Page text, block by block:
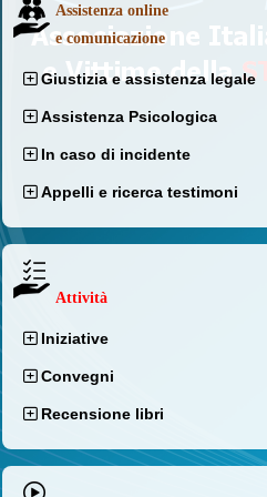
Assistenza online
e comunicazione
Giustizia e assistenza legale
Assistenza Psicologica
In caso di incidente
Appelli e ricerca testimoni
Attività
Iniziative
Convegni
Recensione libri